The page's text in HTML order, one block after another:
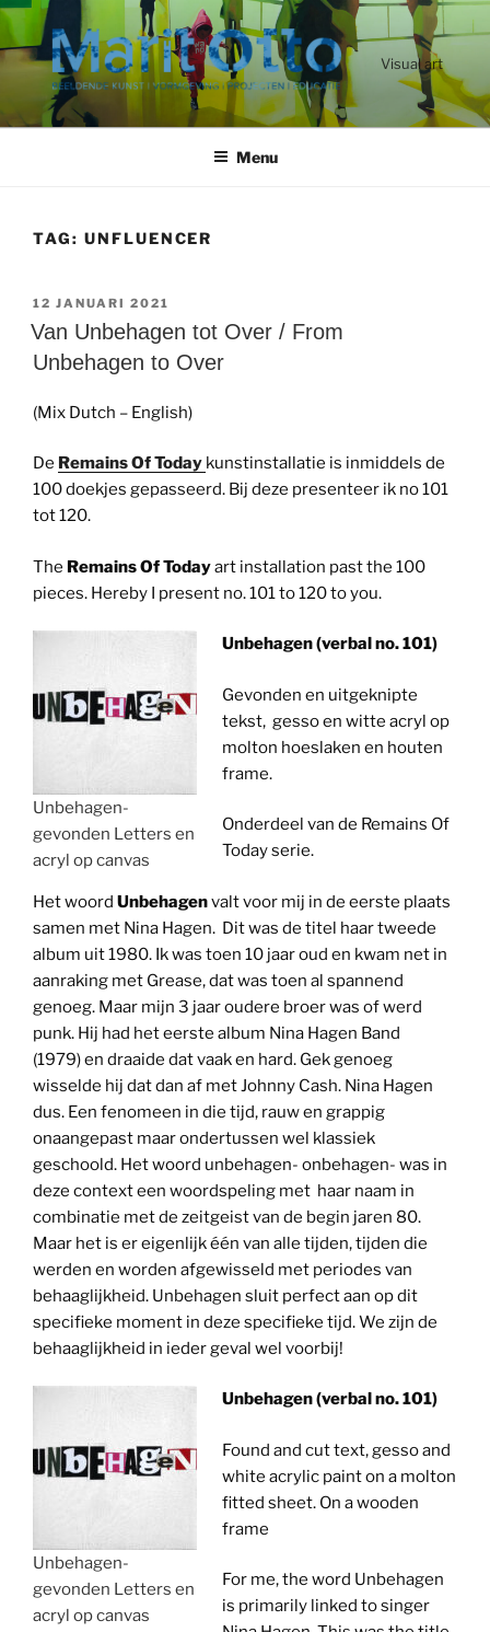
Ga
naar
de
Visual art
Menu
TAG: UNFLUENCER
GEPLAATST
OP
12 JANUARI 2021
Van Unbehagen tot Over / From
Unbehagen to Over
(Mix Dutch – English)
De Remains Of Today kunstinstallatie is inmiddels de
100 doekjes gepasseerd. Bij deze presenteer ik no 101
tot 120.
The Remains Of Todayart installation past the 100
pieces. Hereby I present no. 101 to 120 to you.
Unbehagen-
gevonden Letters en
acryl op canvas
Unbehagen (verbal no. 101)
Gevonden en uitgeknipte
tekst, gesso en witte acryl op
molton hoeslaken en houten
frame.
Onderdeel van de Remains Of
Today serie.
Het woord Unbehagenvalt voor mij in de eerste plaats
samen met Nina Hagen. Dit was de titel haar tweede
album uit 1980. Ik was toen 10 jaar oud en kwam net in
aanraking met Grease, dat was toen al spannend
genoeg. Maar mijn 3 jaar oudere broer was of werd
punk. Hij had het eerste album Nina Hagen Band
(1979) en draaide dat vaak en hard. Gek genoeg
wisselde hij dat dan af met Johnny Cash. Nina Hagen
dus. Een fenomeen in die tijd, rauw en grappig
onaangepast maar ondertussen wel klassiek
geschoold. Het woord unbehagen- onbehagen- was in
deze context een woordspeling met haar naam in
combinatie met de zeitgeist van de begin jaren 80.
Maar het is er eigenlijk één van alle tijden, tijden die
werden en worden afgewisseld met periodes van
behaaglijkheid. Unbehagen sluit perfect aan op dit
specifieke moment in deze specifieke tijd. We zijn de
behaaglijkheid in ieder geval wel voorbij!
Unbehagen-
gevonden Letters en
acryl op canvas
Unbehagen (verbal no. 101)
Found and cut text, gesso and
white acrylic paint on a molton
fitted sheet. On a wooden
frame
For me, the word Unbehagen
is primarily linked to singer